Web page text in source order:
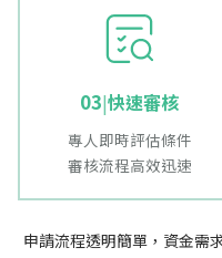
03|快速審核
專人即時評估條件
審核流程高效迅速
申請流程透明簡單，資金需